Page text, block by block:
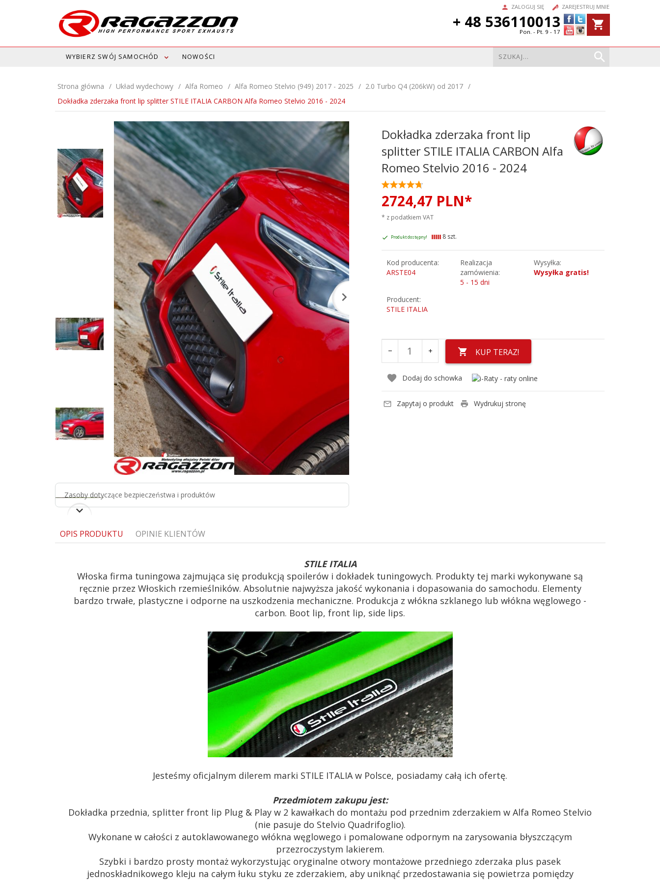
ZALOGUJ SIĘ ZAREJESTRUJ MNIE
+ 48 536110013
Pon. - Pt. 9 - 17
WYBIERZ SWÓJ SAMOCHÓD NOWOŚCI
Strona główna Układ wydechowy Alfa Romeo Alfa Romeo Stelvio (949) 2017 - 2025
2.0 Turbo Q4 (206kW) od 2017
Dokładka zderzaka front lip splitter STILE ITALIA CARBON Alfa Romeo Stelvio 2016 - 2024
Zasoby dotyczące bezpieczeństwa i produktów
Dokładka zderzaka front lip
splitter STILE ITALIA CARBON Alfa
Romeo Stelvio 2016 - 2024
2724,47 PLN*
* z podatkiem VAT
Produkt dostępny! 8 szt.
Kod producenta:
ARSTE04
Realizacja
zamówienia:
5 - 15 dni
Wysyłka:
Wysyłka gratis!
Producent:
STILE ITALIA
KUP TERAZ!
Dodaj do schowka
Zapytaj o produkt Wydrukuj stronę
OPIS PRODUKTU OPINIE KLIENTÓW
STILE ITALIA
Włoska firma tuningowa zajmująca się produkcją spoilerów i dokładek tuningowych. Produkty tej marki wykonywane są
ręcznie przez Włoskich rzemieślników. Absolutnie najwyższa jakość wykonania i dopasowania do samochodu. Elementy
bardzo trwałe, plastyczne i odporne na uszkodzenia mechaniczne. Produkcja z włókna szklanego lub włókna węglowego -
carbon. Boot lip, front lip, side lips.
Jesteśmy oficjalnym dilerem marki STILE ITALIA w Polsce, posiadamy całą ich ofertę.
Przedmiotem zakupu jest:
Dokładka przednia, splitter front lip Plug & Play w 2 kawałkach do montażu pod przednim zderzakiem w Alfa Romeo Stelvio
(nie pasuje do Stelvio Quadrifoglio).
Wykonane w całości z autoklawowanego włókna węglowego i pomalowane odpornym na zarysowania błyszczącym
przezroczystym lakierem.
Szybki i bardzo prosty montaż wykorzystując oryginalne otwory montażowe przedniego zderzaka plus pasek
jednoskładnikowego kleju na całym łuku styku ze zderzakiem, aby uniknąć przedostawania się powietrza pomiędzy